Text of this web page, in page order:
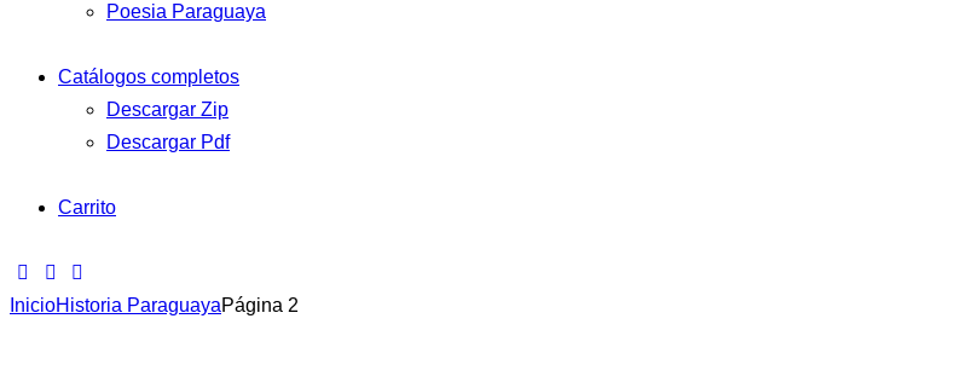
Poesia Paraguaya
Catálogos completos
Descargar Zip
Descargar Pdf
Carrito
InicioHistoria ParaguayaPágina 2